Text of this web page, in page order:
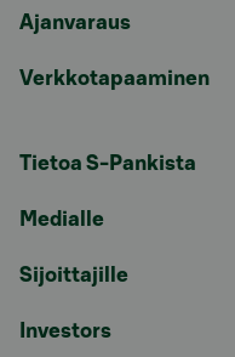
Ajanvaraus
Verkkotapaaminen
Tietoa S-Pankista
Medialle
Sijoittajille
Investors